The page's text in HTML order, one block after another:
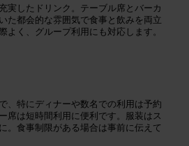
実したドリンク。テーブル席とバーカ
た都会的な雰囲気で食事と飲みを両立
よく、グループ利用にも対応します。
、特にディナーや数名での利用は予約
席は短時間利用に便利です。服装はス
。食事制限がある場合は事前に伝えて